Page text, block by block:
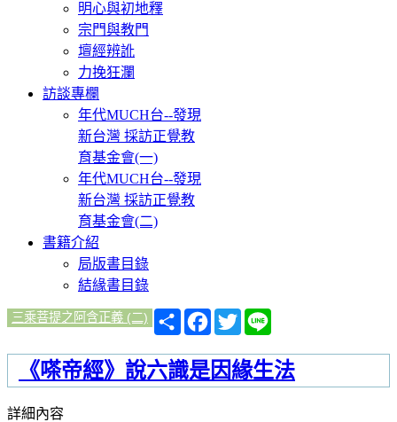
明心與初地釋
宗門與教門
壇經辨訛
力挽狂瀾
訪談專欄
年代MUCH台--發現
新台灣 採訪正覺教
育基金會(一)
年代MUCH台--發現
新台灣 採訪正覺教
育基金會(二)
書籍介紹
局版書目錄
結緣書目錄
三乘菩提之阿含正義 (二)
分
享
Facebook
Twitter
《嗏帝經》說六識是因緣生法
詳細內容